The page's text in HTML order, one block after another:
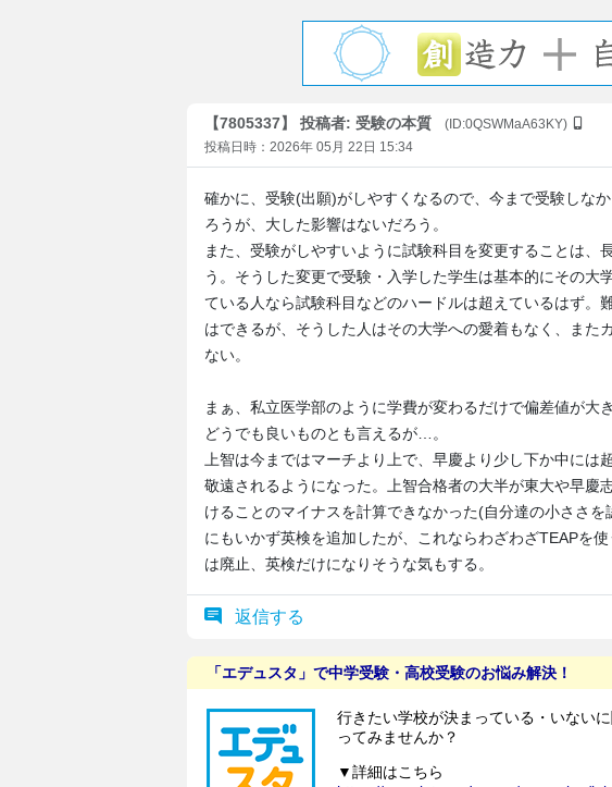
【7805337】 投稿者: 受験の本質
(ID:0QSWMaA63KY)
投稿日時：2026年 05月 22日 15:34
確かに、受験(出願)がしやすくなるので、今まで受験しな
ろうが、大した影響はないだろう。
また、受験がしやすいように試験科目を変更することは、
う。そうした変更で受験・入学した学生は基本的にその大
ている人なら試験科目などのハードルは超えているはず。
はできるが、そうした人はその大学への愛着もなく、また
ない。
まぁ、私立医学部のように学費が変わるだけで偏差値が大
どうでも良いものとも言えるが…。
上智は今まではマーチより上で、早慶より少し下か中には
敬遠されるようになった。上智合格者の大半が東大や早慶
けることのマイナスを計算できなかった(自分達の小ささ
にもいかず英検を追加したが、これならわざわざTEAPを
は廃止、英検だけになりそうな気もする。
返信する